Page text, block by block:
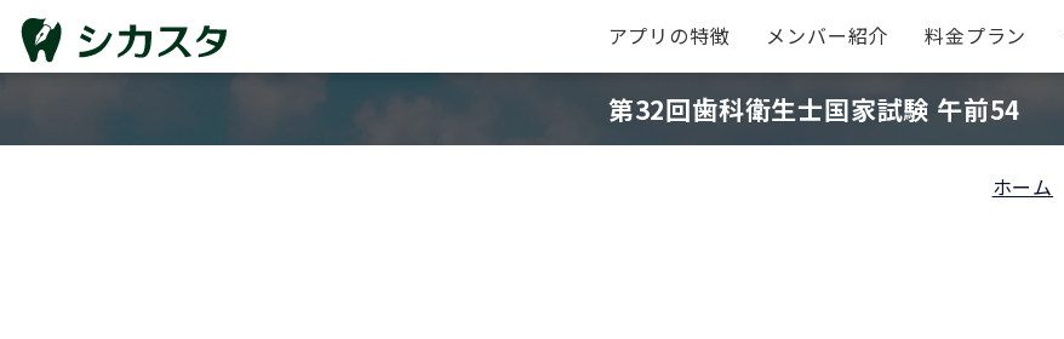
アプリの特徴 メンバー紹介 料金プラン
第32回歯科衛生士国家試験 午前54
ホーム